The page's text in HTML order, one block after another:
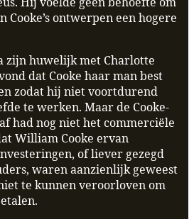
Cooke’s ontwerpen een hogere
zijn huwelijk met Charlotte
dat Cooke haar man best
zodat hij niet voortdurend
te werken. Maar de Cooke-
had nog niet het commerciële
William Cooke ervan
of liever gezegd
waren aanzienlijk geweest
te kunnen veroorloven om